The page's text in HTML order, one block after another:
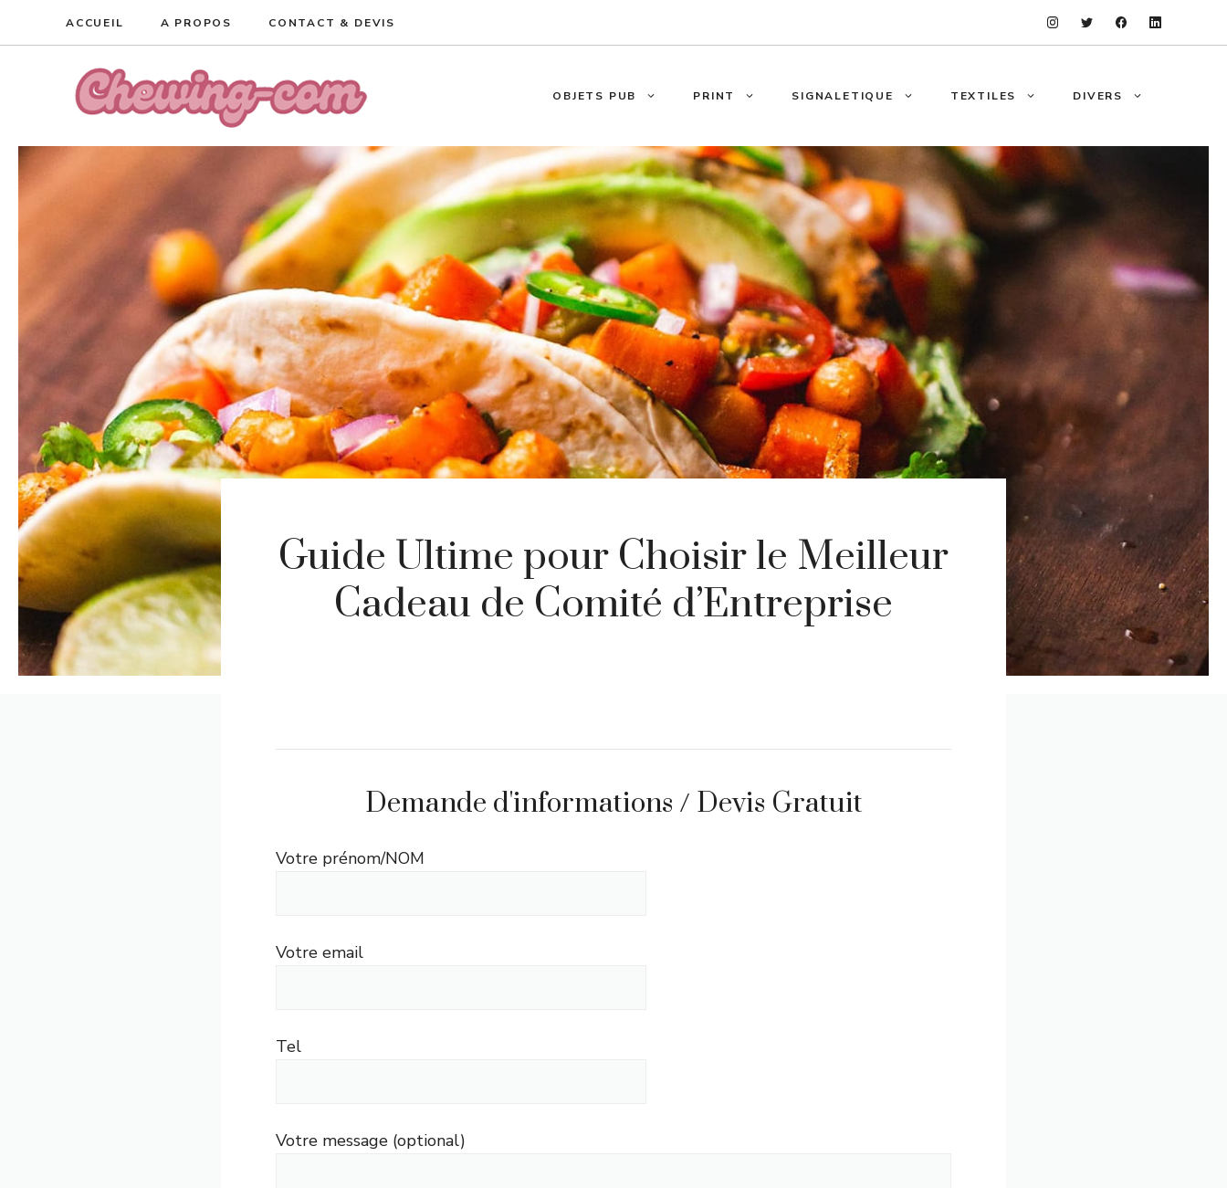
ACCUEIL A PROPOS CONTACT & DEVIS
OBJETS PUB PRINT SIGNALETIQUE TEXTILES DIVERS
Guide Ultime pour Choisir le Meilleur
Cadeau de Comité d’Entreprise
Demande d'informations / Devis Gratuit
Votre prénom/NOM
Votre email
Tel
Votre message (optional)